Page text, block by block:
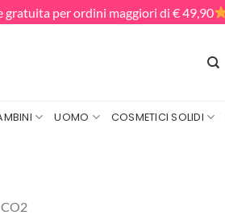
gratuita per ordini maggiori di € 49,90
UOMO COSMETICI SOLIDI